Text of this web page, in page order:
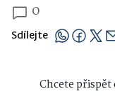
0
Sdílejte
Chcete přispět